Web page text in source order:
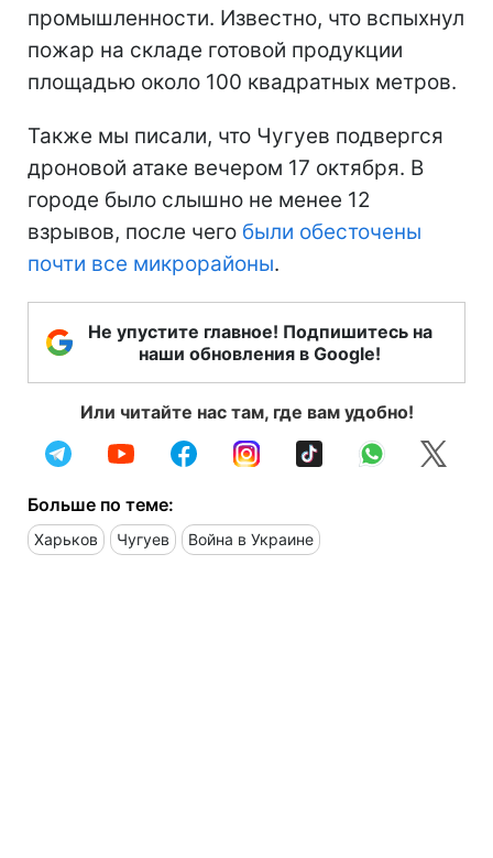
промышленности. Известно, что вспыхнул
пожар на складе готовой продукции
площадью около 100 квадратных метров.
Также мы писали, что Чугуев подвергся
дроновой атаке вечером 17 октября. В
городе было слышно не менее 12
взрывов, после чего были обесточены
почти все микрорайоны.
Не упустите главное! Подпишитесь на
наши обновления в Google!
Или читайте нас там, где вам удобно!
Больше по теме:
Харьков Чугуев Война в Украине